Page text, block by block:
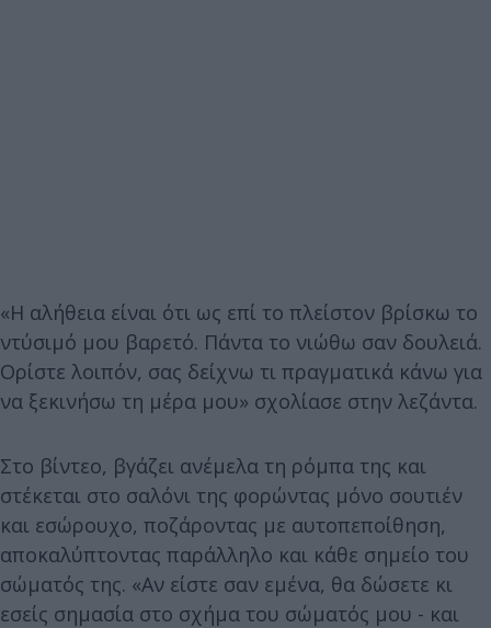
«Η αλήθεια είναι ότι ως επί το πλείστον βρίσκω το
ντύσιμό μου βαρετό. Πάντα το νιώθω σαν δουλειά.
Ορίστε λοιπόν, σας δείχνω τι πραγματικά κάνω για
να ξεκινήσω τη μέρα μου» σχολίασε στην λεζάντα.
Στο βίντεο, βγάζει ανέμελα τη ρόμπα της και
στέκεται στο σαλόνι της φορώντας μόνο σουτιέν
και εσώρουχο, ποζάροντας με αυτοπεποίθηση,
αποκαλύπτοντας παράλληλο και κάθε σημείο του
σώματός της. «Αν είστε σαν εμένα, θα δώσετε κι
εσείς σημασία στο σχήμα του σώματός μου - και